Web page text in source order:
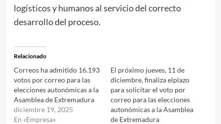
logísticos y humanos al servicio del correcto
desarrollo del proceso.
Relacionado
Correos ha admitido 16.193
votos por correo para las
elecciones autonómicas a la
Asamblea de Extremadura
diciembre 19, 2025
En «Empresa»
El próximo jueves, 11 de
diciembre, finaliza elplazo
para solicitar el voto por
correo para las elecciones
autonómicas a la Asamblea
de Extremadura